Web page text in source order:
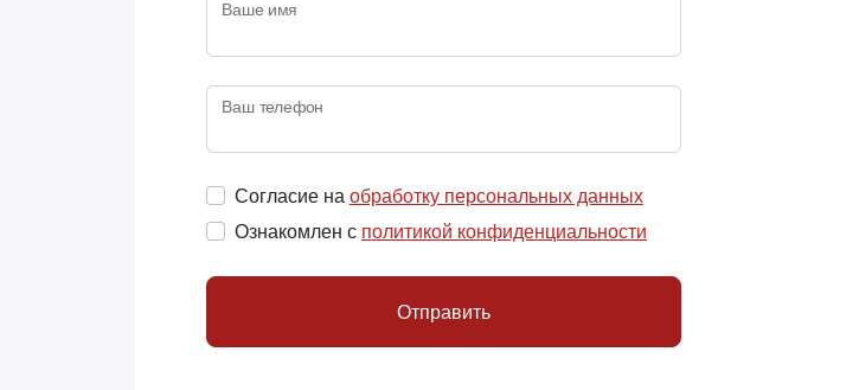
Ваше имя
Ваш телефон
Согласие на обработку персональных данных
Ознакомлен с политикой конфиденциальности
Отправить